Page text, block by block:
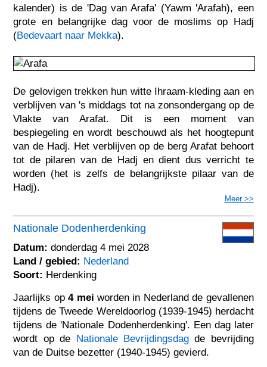
kalender) is de 'Dag van Arafa' (Yawm 'Arafah), een
grote en belangrijke dag voor de moslims op Hadj
(Bedevaart naar Mekka).
De gelovigen trekken hun witte Ihraam-kleding aan en
verblijven van 's middags tot na zonsondergang op de
Vlakte van Arafat. Dit is een moment van
bespiegeling en wordt beschouwd als het hoogtepunt
van de Hadj. Het verblijven op de berg Arafat behoort
tot de pilaren van de Hadj en dient dus verricht te
worden (het is zelfs de belangrijkste pilaar van de
Hadj).
Meer >>
Nationale Dodenherdenking
Datum: donderdag 4 mei 2028
Land / gebied: Nederland
Soort: Herdenking
Jaarlijks op4 mei worden in Nederland de gevallenen
tijdens de Tweede Wereldoorlog (1939-1945) herdacht
tijdens de 'Nationale Dodenherdenking'. Een dag later
wordt op de Nationale Bevrijdingsdagde bevrijding
van de Duitse bezetter (1940-1945) gevierd.